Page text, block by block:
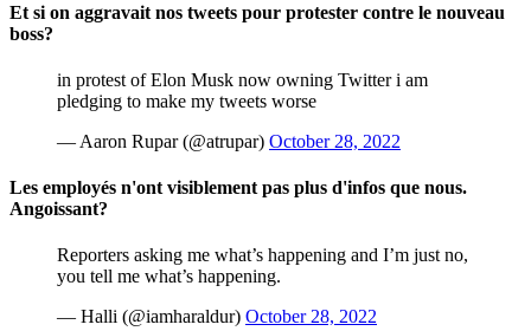
Et si on aggravait nos tweets pour protester contre le nouveau
boss?
in protest of Elon Musk now owning Twitter i am
pledging to make my tweets worse
— Aaron Rupar (@atrupar) October 28, 2022
Les employés n'ont visiblement pas plus d'infos que nous.
Angoissant?
Reporters asking me what’s happening and I’m just no,
you tell me what’s happening.
— Halli (@iamharaldur) October 28, 2022